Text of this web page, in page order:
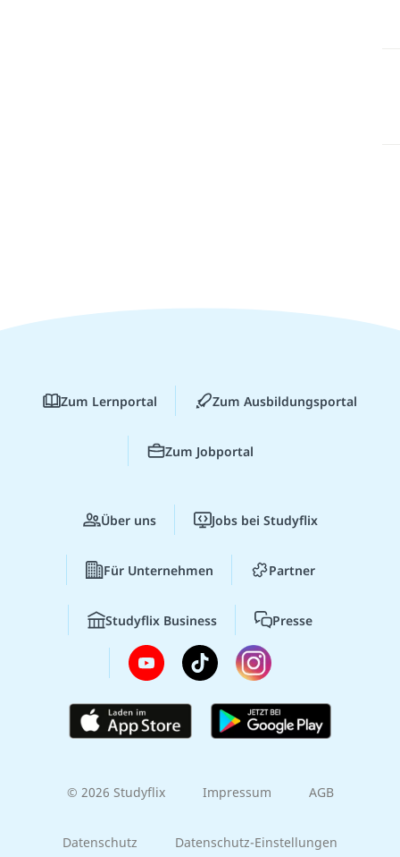
Zum Lernportal Zum Ausbildungsportal
Zum Jobportal
Über uns Jobs bei Studyflix
Für Unternehmen Partner
Studyflix Business Presse
© 2026 Studyflix Impressum AGB
Datenschutz Datenschutz-Einstellungen